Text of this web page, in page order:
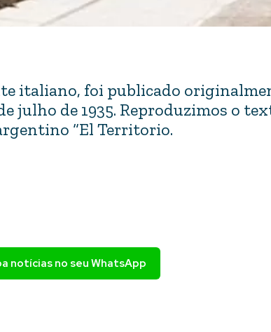
italiano, foi publicado
julho de 1935. Reproduzimos o
“El Territorio.
notícias no seu WhatsApp